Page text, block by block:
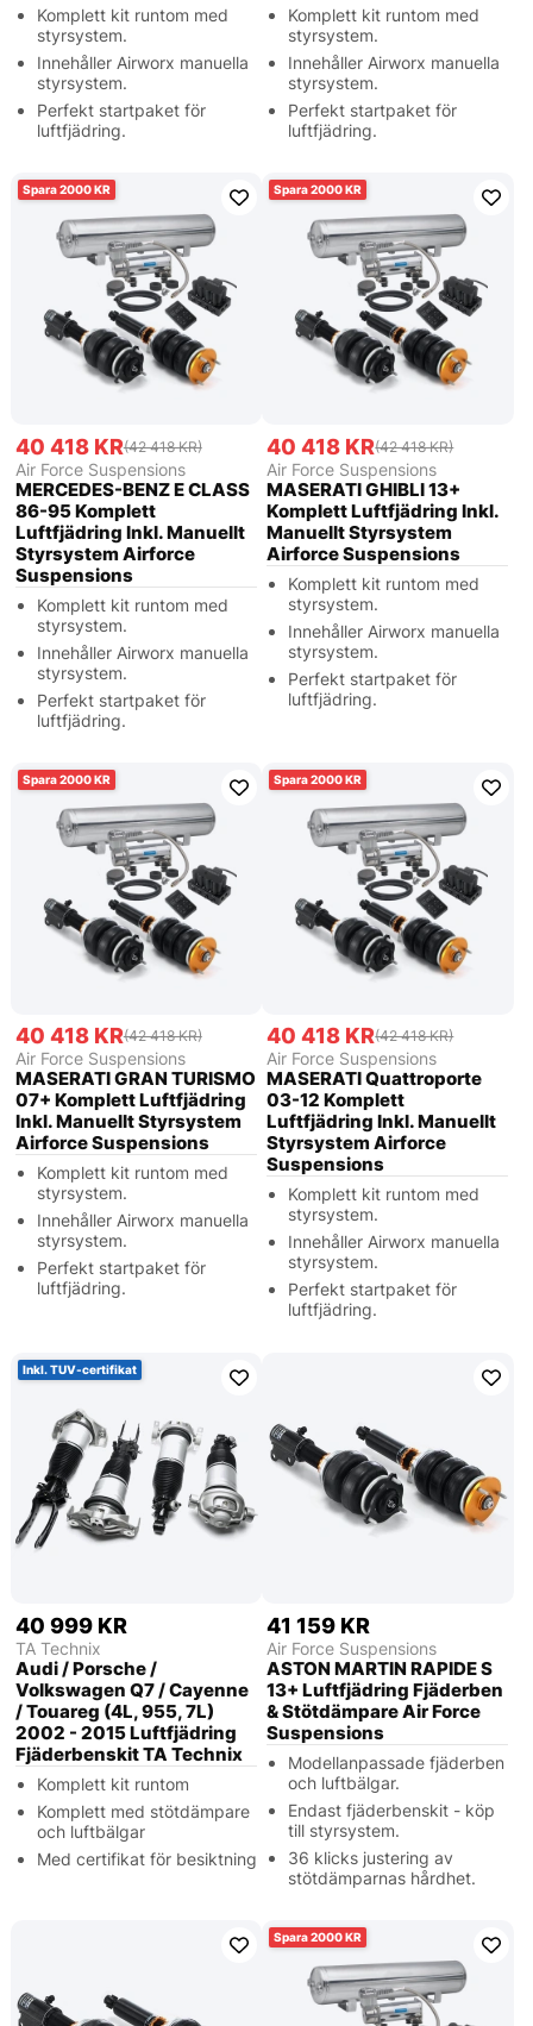
Komplett kit runtom med
styrsystem.
Innehåller Airworx manuella
styrsystem.
Perfekt startpaket för
luftfjädring.
Komplett kit runtom med
styrsystem.
Innehåller Airworx manuella
styrsystem.
Perfekt startpaket för
luftfjädring.
2000
40 418 KR(42 418 KR)
Air Force Suspensions
MERCEDES-BENZ E CLASS
86-95 Komplett
Luftfjädring Inkl. Manuellt
Styrsystem Airforce
Suspensions
Komplett kit runtom med
styrsystem.
Innehåller Airworx manuella
styrsystem.
Perfekt startpaket för
luftfjädring.
2000
40 418 KR(42 418 KR)
Air Force Suspensions
MASERATI GHIBLI 13+
Komplett Luftfjädring Inkl.
Manuellt Styrsystem
Airforce Suspensions
Komplett kit runtom med
styrsystem.
Innehåller Airworx manuella
styrsystem.
Perfekt startpaket för
luftfjädring.
2000
40 418 KR(42 418 KR)
Air Force Suspensions
MASERATI GRAN TURISMO
07+ Komplett Luftfjädring
Inkl. Manuellt Styrsystem
Airforce Suspensions
Komplett kit runtom med
styrsystem.
Innehåller Airworx manuella
styrsystem.
Perfekt startpaket för
luftfjädring.
2000
40 418 KR(42 418 KR)
Air Force Suspensions
MASERATI Quattroporte
03-12 Komplett
Luftfjädring Inkl. Manuellt
Styrsystem Airforce
Suspensions
Komplett kit runtom med
styrsystem.
Innehåller Airworx manuella
styrsystem.
Perfekt startpaket för
luftfjädring.
Inkl. TUV-certifikat
40 999 KR
TA Technix
Audi / Porsche /
Volkswagen Q7 / Cayenne
/ Touareg (4L, 955, 7L)
2002 - 2015 Luftfjädring
Fjäderbenskit TA Technix
Komplett kit runtom
Komplett med stötdämpare
och luftbälgar
Med certifikat för besiktning
41 159 KR
Air Force Suspensions
ASTON MARTIN RAPIDE S
13+ Luftfjädring Fjäderben
& Stötdämpare Air Force
Suspensions
Modellanpassade fjäderben
och luftbälgar.
Endast fjäderbenskit - köp
till styrsystem.
36 klicks justering av
stötdämparnas hårdhet.
2000